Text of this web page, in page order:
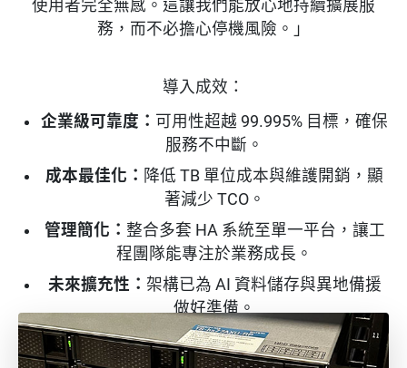
使用者完全無感。這讓我們能放心地持續擴展服
務，而不必擔心停機風險。」
導入成效：
企業級可靠度： 可用性超越 99.995% 目標，確保
服務不中斷。
成本最佳化： 降低 TB 單位成本與維護開銷，顯
著減少 TCO。
管理簡化： 整合多套 HA 系統至單一平台，讓工
程團隊能專注於業務成長。
未來擴充性： 架構已為 AI 資料儲存與異地備援
做好準備。